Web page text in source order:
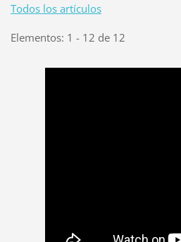
Todos los artículos
Elementos: 1 - 12 de 12